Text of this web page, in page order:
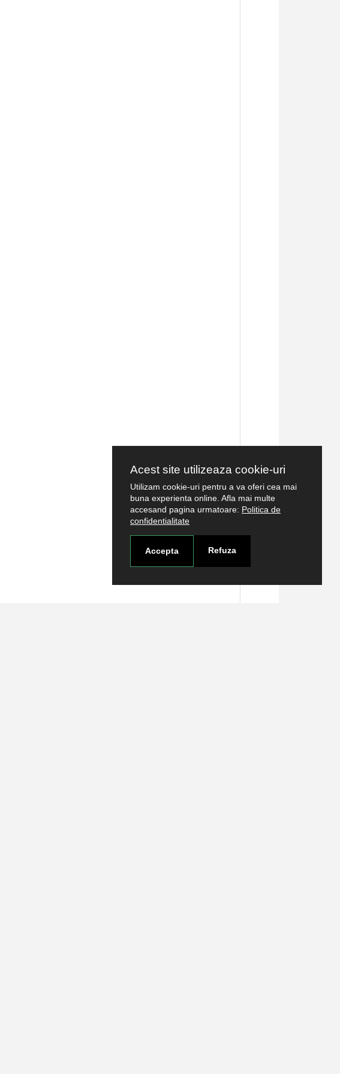
Acest site utilizeaza cookie-uri
Utilizam cookie-uri pentru a va oferi cea mai
buna experienta online. Afla mai multe
accesand pagina urmatoare: Politica de
confidentialitate
Accepta Refuza